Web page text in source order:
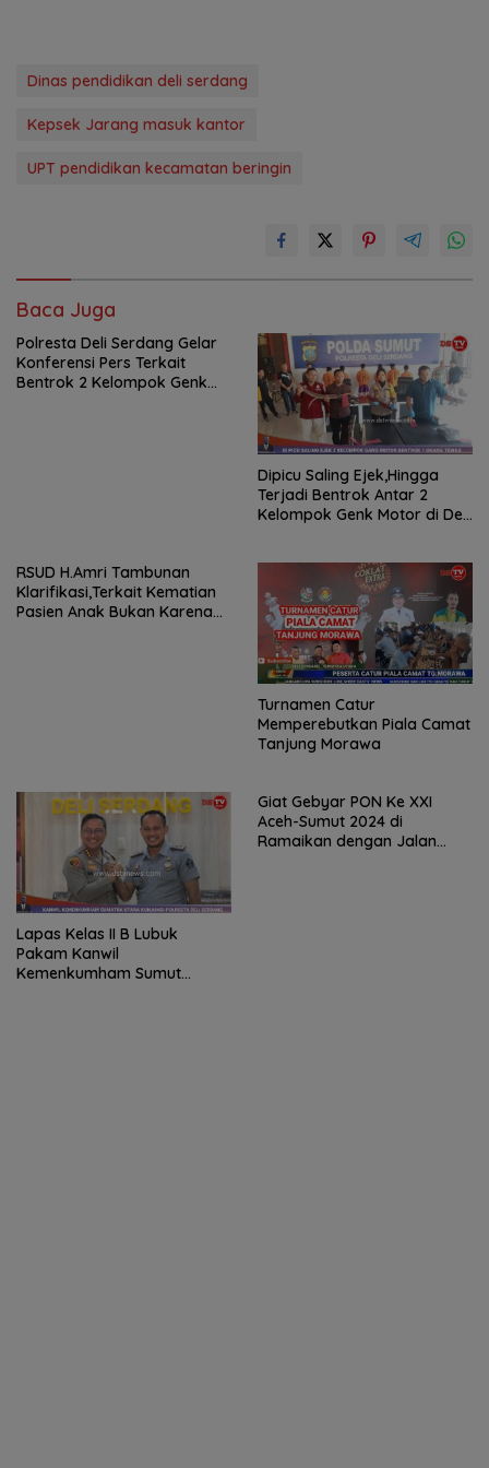
Dinas pendidikan deli serdang
Kepsek Jarang masuk kantor
UPT pendidikan kecamatan beringin
Baca Juga
Polresta Deli Serdang Gelar
Konferensi Pers Terkait
Bentrok 2 Kelompok Genk
Dipicu Saling Ejek,Hingga
Terjadi Bentrok Antar 2
Kelompok Genk Motor di Deli
RSUD H.Amri Tambunan
Klarifikasi,Terkait Kematian
Pasien Anak Bukan Karena
Turnamen Catur
Memperebutkan Piala Camat
Tanjung Morawa
Lapas Kelas II B Lubuk
Pakam Kanwil
Kemenkumham Sumut
Giat Gebyar PON Ke XXI
Aceh-Sumut 2024 di
Ramaikan dengan Jalan